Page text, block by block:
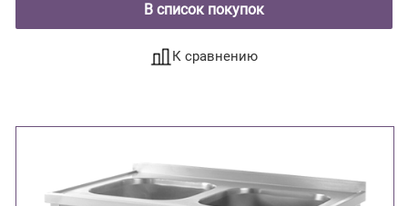
В список покупок
К сравнению